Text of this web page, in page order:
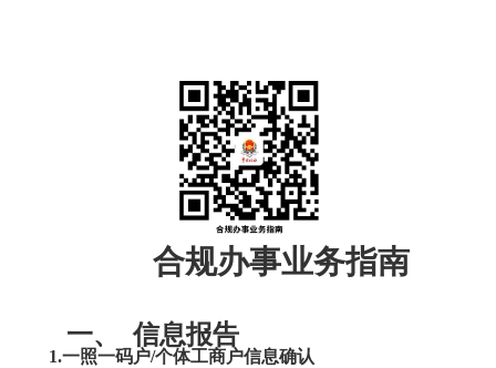
合规办事业务指南
一、信息报告
1.一照一码户/个体工商户信息确认